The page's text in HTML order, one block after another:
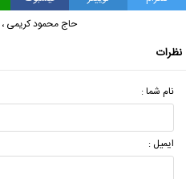
حاج محمود کریمی ،
نظرات
نام شما :
ایمیل :